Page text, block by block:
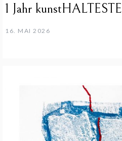
1 Jahr
16. MAI 2026